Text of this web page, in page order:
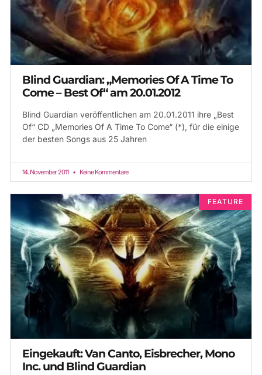
Blind Guardian: „Memories Of A Time To
Come – Best Of“ am 20.01.2012
Blind Guardian veröffentlichen am 20.01.2011 ihre „Best
Of“ CD „Memories Of A Time To Come“ (*), für die einige
der besten Songs aus 25 Jahren
14. November 2011 Keine Kommentare
FEATURE
Eingekauft: Van Canto, Eisbrecher, Mono
Inc. und Blind Guardian